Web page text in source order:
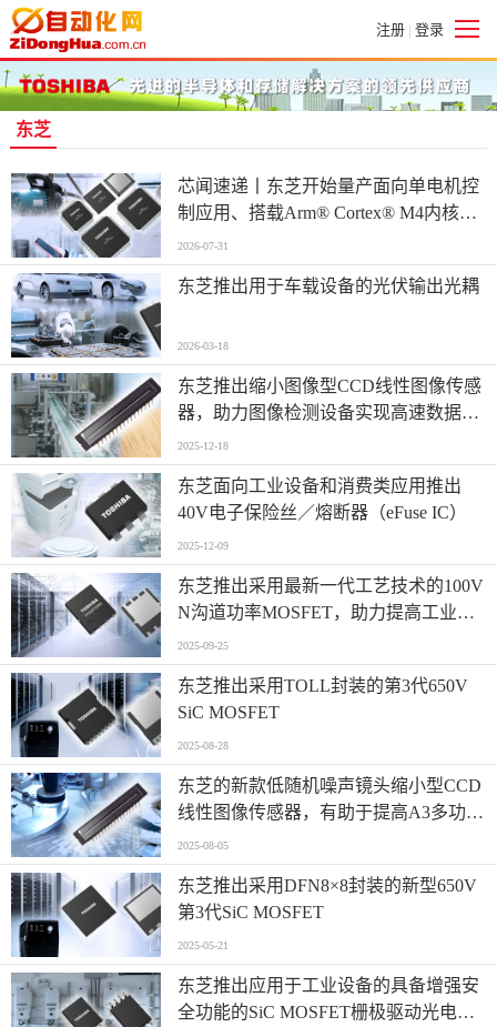
注册 | 登录
东芝
芯闻速递丨东芝开始量产面向单电机控
制应用、搭载Arm® Cortex® M4内核的
小型微控制器
2026-07-31
东芝推出用于车载设备的光伏输出光耦
2026-03-18
东芝推出缩小图像型CCD线性图像传感
器，助力图像检测设备实现高速数据读
取
2025-12-18
东芝面向工业设备和消费类应用推出
40V电子保险丝／熔断器（eFuse IC）
2025-12-09
东芝推出采用最新一代工艺技术的100V
N沟道功率MOSFET，助力提高工业设
备开关电源效率
2025-09-25
东芝推出采用TOLL封装的第3代650V
SiC MOSFET
2025-08-28
东芝的新款低随机噪声镜头缩小型CCD
线性图像传感器，有助于提高A3多功能
打印机等设备的图像质量
2025-08-05
东芝推出采用DFN8×8封装的新型650V
第3代SiC MOSFET
2025-05-21
东芝推出应用于工业设备的具备增强安
全功能的SiC MOSFET栅极驱动光电耦